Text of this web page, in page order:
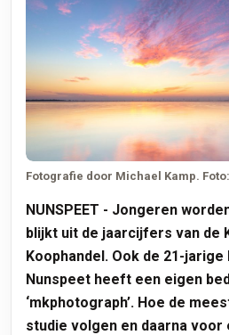
Fotografie door Michael Kamp.
NUNSPEET - Jongeren
blijkt uit de jaarcijfers van de
Koophandel. Ook de 21-jarige
Nunspeet heeft een eigen
‘mkphotograph’. Hoe de
studie volgen en daarna voor